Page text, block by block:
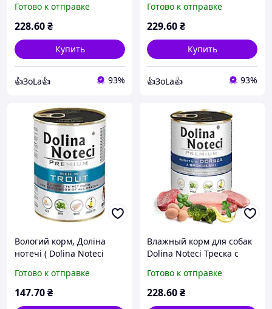
Готово к отправке
228.60₴
Купить
👍ЗоLa👍 93%
Breeds) для всех пород
беззерновой 800 г форель
Готово к отправке
229.60₴
Купить
👍ЗоLa👍 93%
Вологий корм, Доліна
нотечі ( Dolina Noteci
Для собак, форель, 400 г
Готово к отправке
147.70₴
Влажный корм для собак
Dolina Noteci Треска с
Готово к отправке
228.60₴